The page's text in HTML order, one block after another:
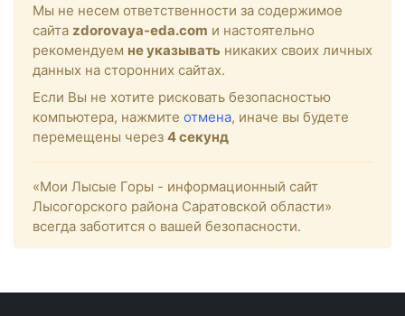
Мы не несем ответственности за содержимое
сайта zdorovaya-eda.com и настоятельно
рекомендуем не указывать никаких своих личных
данных на сторонних сайтах.
Если Вы не хотите рисковать безопасностью
компьютера, нажмите отмена, иначе вы будете
перемещены через 4секунд
«Мои Лысые Горы - информационный сайт
Лысогорского района Саратовской области»
всегда заботится о вашей безопасности.